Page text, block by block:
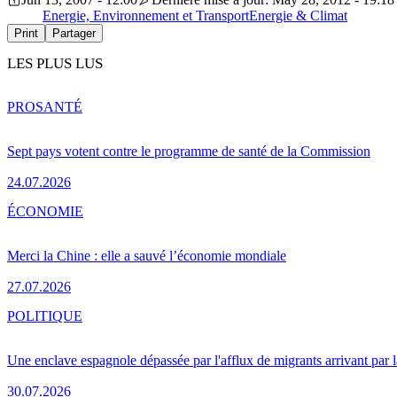
Energie, Environnement et TransportEnergie & Climat
Print Partager
LES PLUS LUS
Sept pays votent contre le programme de santé de la Commission
24.07.2026
PROSANTÉ
Merci la Chine : elle a sauvé l’économie mondiale
27.07.2026
ÉCONOMIE
Une enclave espagnole dépassée par l'afflux de migrants arrivant par
30.07.2026
POLITIQUE